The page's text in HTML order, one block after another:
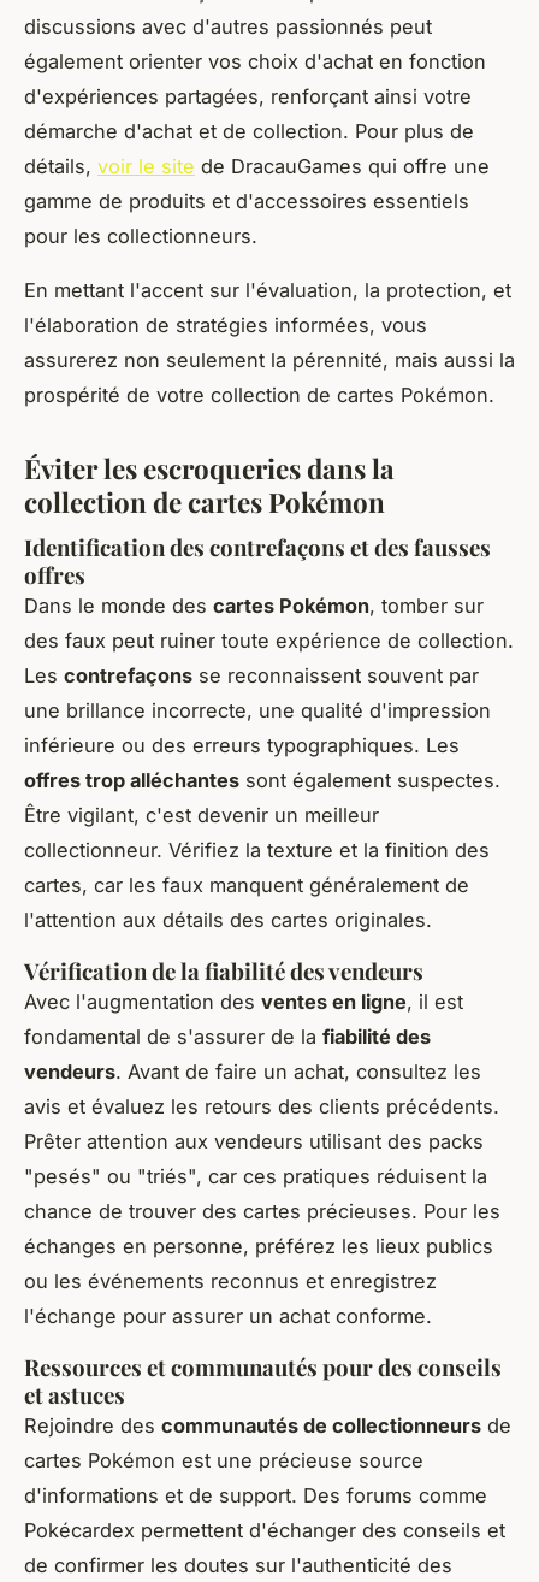
discussions avec d'autres passionnés peut
également orienter vos choix d'achat en fonction
d'expériences partagées, renforçant ainsi votre
démarche d'achat et de collection. Pour plus de
détails, voir le site de DracauGames qui offre une
gamme de produits et d'accessoires essentiels
pour les collectionneurs.
En mettant l'accent sur l'évaluation, la protection, et
l'élaboration de stratégies informées, vous
assurerez non seulement la pérennité, mais aussi la
prospérité de votre collection de cartes Pokémon.
Éviter les escroqueries dans la
collection de cartes Pokémon
Identification des contrefaçons et des fausses
offres
Dans le monde des cartes Pokémon, tomber sur
des faux peut ruiner toute expérience de collection.
Les contrefaçons se reconnaissent souvent par
une brillance incorrecte, une qualité d'impression
inférieure ou des erreurs typographiques. Les
offres trop alléchantes sont également suspectes.
Être vigilant, c'est devenir un meilleur
collectionneur. Vérifiez la texture et la finition des
cartes, car les faux manquent généralement de
l'attention aux détails des cartes originales.
Vérification de la fiabilité des vendeurs
Avec l'augmentation des ventes en ligne, il est
fondamental de s'assurer de la fiabilité des
vendeurs. Avant de faire un achat, consultez les
avis et évaluez les retours des clients précédents.
Prêter attention aux vendeurs utilisant des packs
"pesés" ou "triés", car ces pratiques réduisent la
chance de trouver des cartes précieuses. Pour les
échanges en personne, préférez les lieux publics
ou les événements reconnus et enregistrez
l'échange pour assurer un achat conforme.
Ressources et communautés pour des conseils
et astuces
Rejoindre des communautés de collectionneurs de
cartes Pokémon est une précieuse source
d'informations et de support. Des forums comme
Pokécardex permettent d'échanger des conseils et
de confirmer les doutes sur l'authenticité des